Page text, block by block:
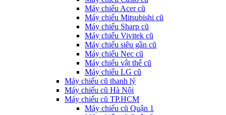
Máy chiếu Acer cũ
Máy chiếu Mitsubishi cũ
Máy chiếu Sharp cũ
Máy chiếu Vivitek cũ
Máy chiếu siêu gần cũ
Máy chiếu Nec cũ
Máy chiếu vật thể cũ
Máy chiếu LG cũ
Máy chiếu cũ thanh lý
Máy chiếu cũ Hà Nội
Máy chiếu cũ TP.HCM
Máy chiếu cũ Quận 1